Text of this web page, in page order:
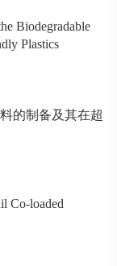
Biodegradable
Plastics
的制备及其在超
Co-loaded